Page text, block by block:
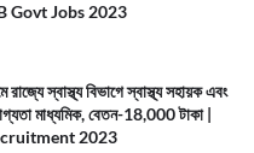
Govt Jobs 2023
রাজ্যে স্বাস্থ্য বিভাগে স্বাস্থ্য সহায়ক এবং
মাধ্যমিক, বেতন-18,000 টাকা |
2023